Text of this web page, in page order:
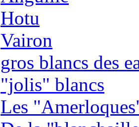
Hotu
Vairon
gros blancs des
"jolis" blancs
Les